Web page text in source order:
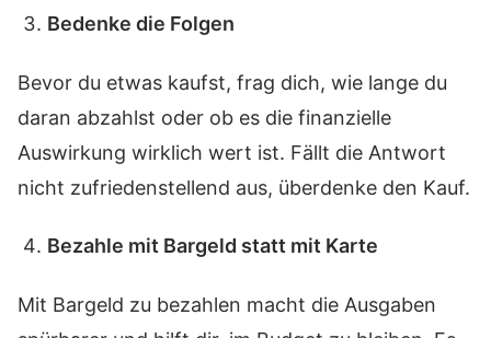
Bedenke die Folgen
Bevor du etwas kaufst, frag dich, wie lange du
daran abzahlst oder ob es die finanzielle
Auswirkung wirklich wert ist. Fällt die Antwort
nicht zufriedenstellend aus, überdenke den Kauf.
Bezahle mit Bargeld statt mit Karte
Mit Bargeld zu bezahlen macht die Ausgaben